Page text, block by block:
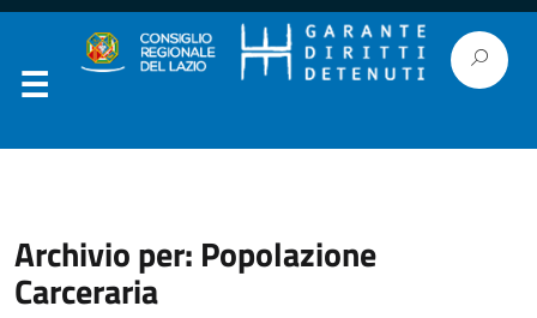
Archivio per: Popolazione
Carceraria